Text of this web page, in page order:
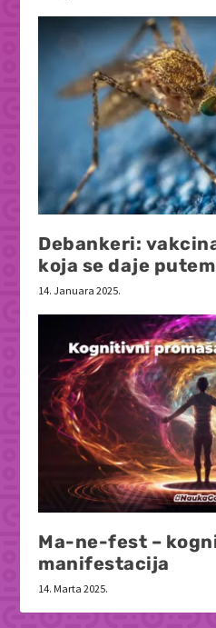
Debankeri:
koja se daje
14. Januara 2025.
Ma-ne-fest –
manifestacija
14. Marta 2025.